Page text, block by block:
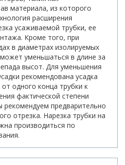
материала, из которого
расширения
усаживаемой трубки, ее
Кроме того, при
в диаметрах изолируемых
уменьшаться в длине за
высот. Для уменьшения
рекомендована усадка
одного конца трубки к
фактической степени
рекомендуем предварительно
отрезка. Нарезка трубки на
производиться по